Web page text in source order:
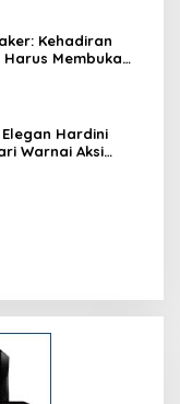
Kehadiran
Membuka
Hardini
Warnai Aksi